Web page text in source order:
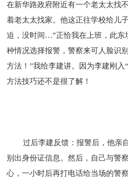
在新华路政府附近有一个老太太找
着老太太找家。他这正往学校给儿
迫，没时间…”正恰我在上班，此东
种情况选择报警，警察来可人脸识
方法！”我给李建讲。因为李建刚入
方法技巧还不是很了解！
过后李建反馈：报警后，他亲自
别出身份证信息。然后，自己与警
心，一小时后再打电话给当场的警